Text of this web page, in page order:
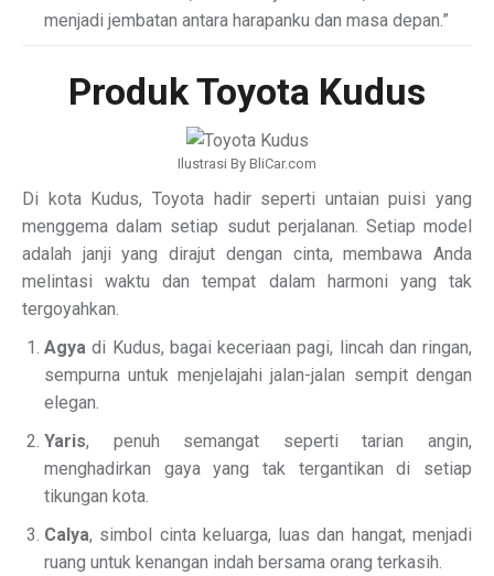
menjadi jembatan antara harapanku dan masa depan.”
Produk Toyota Kudus
Ilustrasi By BliCar.com
Di kota Kudus, Toyota hadir seperti untaian puisi yang
menggema dalam setiap sudut perjalanan. Setiap model
adalah janji yang dirajut dengan cinta, membawa Anda
melintasi waktu dan tempat dalam harmoni yang tak
tergoyahkan.
Agya di Kudus, bagai keceriaan pagi, lincah dan ringan,
sempurna untuk menjelajahi jalan-jalan sempit dengan
elegan.
Yaris, penuh semangat seperti tarian angin,
menghadirkan gaya yang tak tergantikan di setiap
tikungan kota.
Calya, simbol cinta keluarga, luas dan hangat, menjadi
ruang untuk kenangan indah bersama orang terkasih.